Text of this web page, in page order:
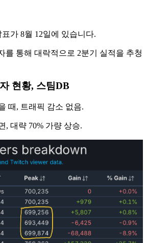
가 8월 12일에 있습니다.
를 통해 대락적으로 2분기 실적을 추청
현황, 스팀DB
때, 트래픽 감소 없음.
, 대략 70% 가량 상승.